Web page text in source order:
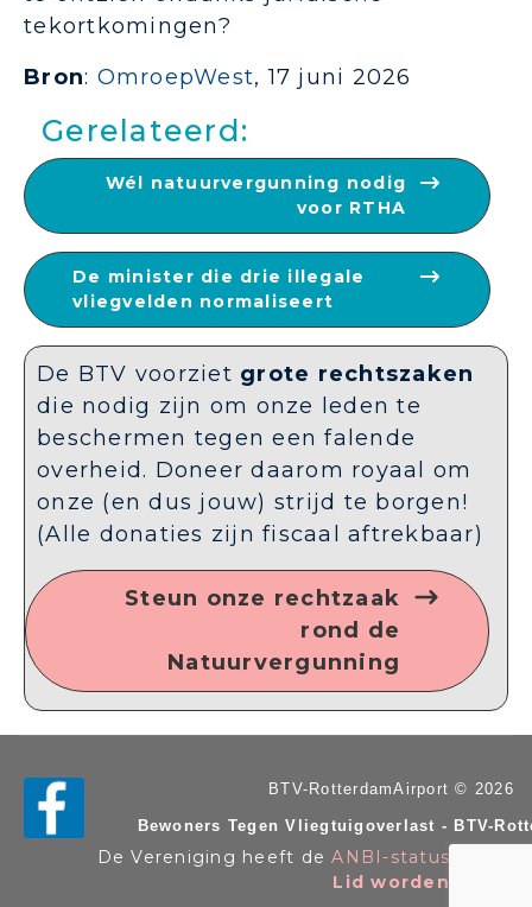
tekortkomingen?
Bron: OmroepWest, 17 juni 2026
Gerelateerd:
Wél natuurvergunning nodig
voor RTHA
De minister die drie illegale
vliegvelden normaliseert
De BTV voorziet grote rechtszaken
die nodig zijn om onze leden te
beschermen tegen een falende
overheid. Doneer daarom royaal om
onze (en dus jouw) strijd te borgen!
(Alle donaties zijn fiscaal aftrekbaar)
Steun onze rechtzaak
rond de
Natuurvergunning
BTV-RotterdamAirport © 2026
Bewoners Tegen Vliegtuigoverlast - BTV-
De Vereniging heeft deANBI-status
Lid worden